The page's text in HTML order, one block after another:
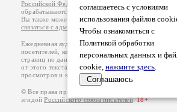
соглашаетесь с условиями
использования файлов
Чтобы ознакомиться с
Политикой обработки
персональных данных и
cookie, нажмите здесь.
Соглашаюсь
Российской Федерации
обрабатываются на основанииПолитики
Вы также можете посмотреть более подробную
связаться с администрацией
Ежедневная аудитория портала Проза.ру –
посетителей, которые в общей сумме
страниц по данным счетчика посещаемости,
от этого текста. В каждой графе указано по две
просмотров и количество посетителей.
© Все права принадлежат авторам, 2000-2026.
эгидойРоссийского союза писателей.18+